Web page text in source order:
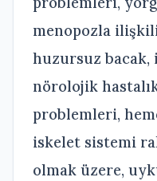
menopozla
huzursuz bacak,
nörolojik
problemleri,
iskelet sistemi
olmak üzere,